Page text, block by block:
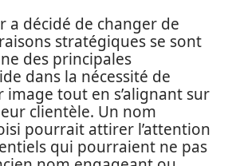
a décidé de changer de
stratégiques se sont
des principales
dans la nécessité de
tout en s’alignant sur
clientèle. Un nom
pourrait attirer l’attention
qui pourraient ne pas